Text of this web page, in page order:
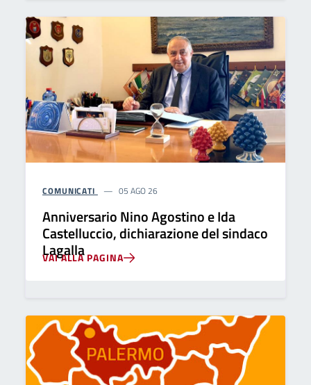
COMUNICATI 05 AGO 26
Anniversario Nino Agostino e Ida
Castelluccio, dichiarazione del sindaco
Lagalla
VAI ALLA PAGINA